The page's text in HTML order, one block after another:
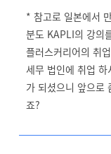
* 참고로 일본에서
분도 KAPLI의 강의
플러스커리어의 취
세무 법인에 취업
가 되셨으니 앞으로
죠?